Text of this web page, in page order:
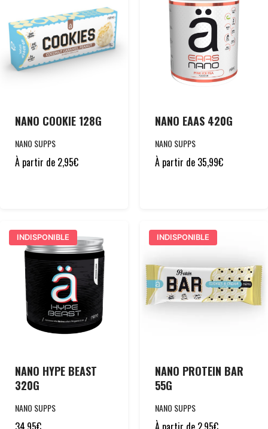
NANO COOKIE 128G
NANO SUPPS
À partir de 2,95€
NANO EAAS 420G
NANO SUPPS
À partir de 35,99€
INDISPONIBLE
NANO HYPE BEAST
320G
NANO SUPPS
INDISPONIBLE
NANO PROTEIN BAR
55G
NANO SUPPS